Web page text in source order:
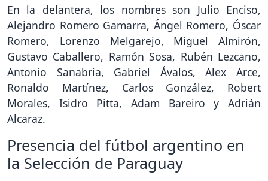
En la delantera, los nombres son Julio Enciso,
Alejandro Romero Gamarra, Ángel Romero, Óscar
Romero, Lorenzo Melgarejo, Miguel Almirón,
Gustavo Caballero, Ramón Sosa, Rubén Lezcano,
Antonio Sanabria, Gabriel Ávalos, Alex Arce,
Ronaldo Martínez, Carlos González, Robert
Morales, Isidro Pitta, Adam Bareiro y Adrián
Alcaraz.
Presencia del fútbol argentino en
la Selección de Paraguay